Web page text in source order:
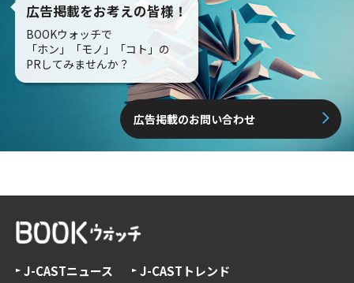
広告掲載をお考えの皆様！
BOOKウォッチで
「ホン」「モノ」「コト」の
PRしてみませんか？
広告掲載のお問い合わせ
J-CASTニュース
J-CASTトレンド